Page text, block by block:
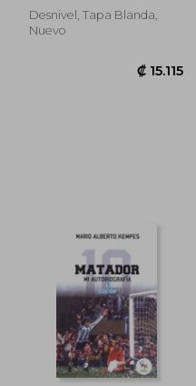
₡ 14.803
Aranburu
Desnivel, Tapa Blanda,
Nuevo